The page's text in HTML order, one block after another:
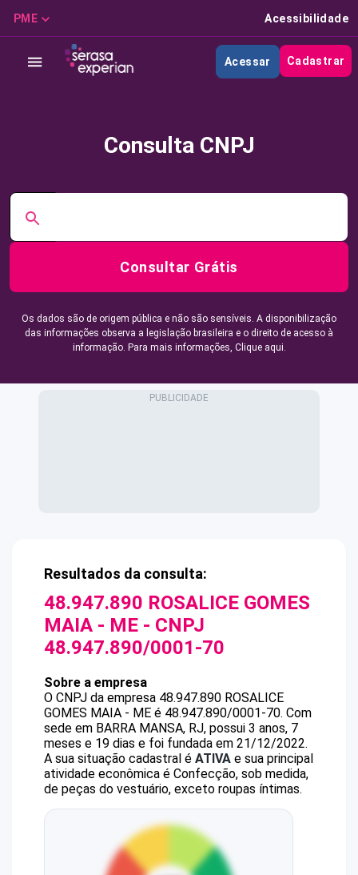
PME Acessibilidade
Acessar Cadastrar
Consulta CNPJ
Consultar Grátis
Os dados são de origem pública e não são sensíveis. A disponibilização
das informações observa a legislação brasileira e o direito de acesso à
informação. Para mais informações, Clique aqui.
Resultados da consulta:
48.947.890 ROSALICE GOMES
MAIA - ME - CNPJ
48.947.890/0001-70
Sobre a empresa
O CNPJ da empresa 48.947.890 ROSALICE
GOMES MAIA - ME é 48.947.890/0001-70. Com
sede em BARRA MANSA, RJ, possui 3 anos, 7
meses e 19 dias e foi fundada em 21/12/2022.
A sua situação cadastral é ATIVA e sua principal
atividade econômica é Confecção, sob medida,
de peças do vestuário, exceto roupas íntimas.